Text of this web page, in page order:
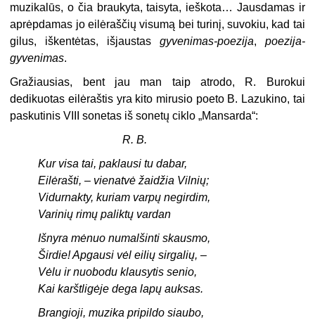
muzikalūs, o čia braukyta, taisyta, ieškota… Jausdamas ir
aprėpdamas jo eilėraščių visumą bei turinį, suvokiu, kad tai
gilus, iškentėtas, išjaustas gyvenimas-poezija, poezija-
gyvenimas.
Gražiausias, bent jau man taip atrodo, R. Burokui
dedikuotas eilėraštis yra kito mirusio poeto B. Lazukino, tai
paskutinis VIII sonetas iš sonetų ciklo „Mansarda“:
R. B.
Kur visa tai, paklausi tu dabar,
Eilėrašti, – vienatvė žaidžia Vilnių;
Vidurnakty, kuriam varpų negirdim,
Varinių rimų paliktų vardan
Išnyra mėnuo numalšinti skausmo,
Širdie! Apgausi vėl eilių sirgalių, –
Vėlu ir nuobodu klausytis senio,
Kai karštligėje dega lapų auksas.
Brangioji, muzika pripildo siaubo,